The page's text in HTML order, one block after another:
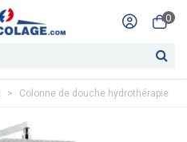
0
> Colonne de douche hydrothérapie